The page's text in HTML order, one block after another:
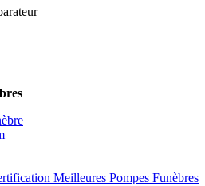
Meilleures Pompes Funèbres